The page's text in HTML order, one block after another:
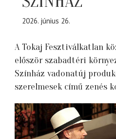
2026. június 26.
A Tokaj Fesztiválkatlan
először szabadtéri
Színház vadonatúj
szerelmesek című zenés